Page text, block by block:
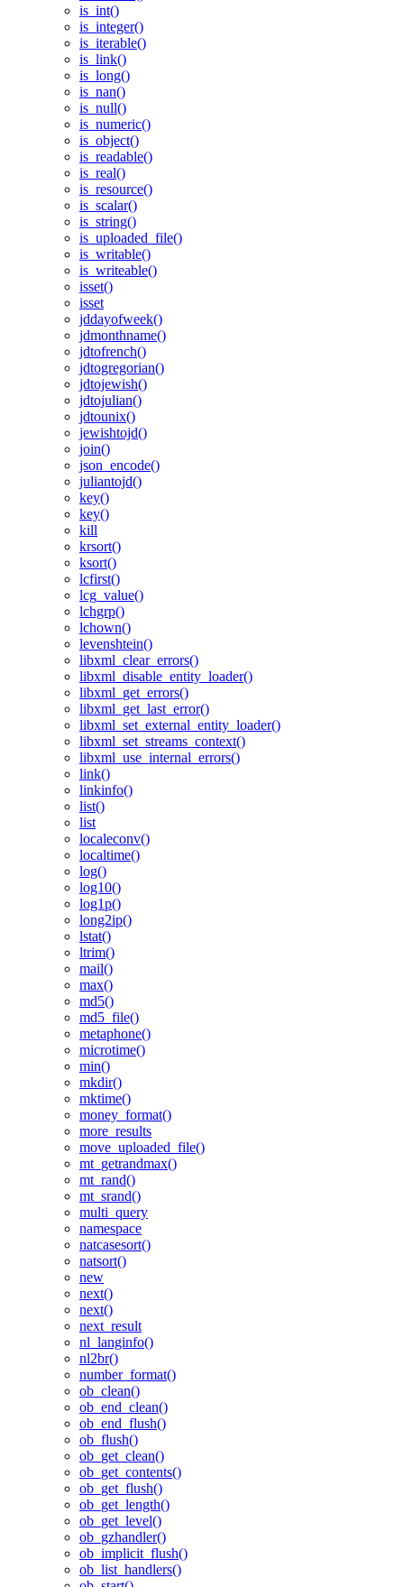
is_int()
is_integer()
is_iterable()
is_link()
is_long()
is_nan()
is_null()
is_numeric()
is_object()
is_readable()
is_real()
is_resource()
is_scalar()
is_string()
is_uploaded_file()
is_writable()
is_writeable()
isset()
isset
jddayofweek()
jdmonthname()
jdtofrench()
jdtogregorian()
jdtojewish()
jdtojulian()
jdtounix()
jewishtojd()
join()
json_encode()
juliantojd()
key()
key()
kill
krsort()
ksort()
lcfirst()
lcg_value()
lchgrp()
lchown()
levenshtein()
libxml_clear_errors()
libxml_disable_entity_loader()
libxml_get_errors()
libxml_get_last_error()
libxml_set_external_entity_loader()
libxml_set_streams_context()
libxml_use_internal_errors()
link()
linkinfo()
list()
list
localeconv()
localtime()
log()
log10()
log1p()
long2ip()
lstat()
ltrim()
mail()
max()
md5()
md5_file()
metaphone()
microtime()
min()
mkdir()
mktime()
money_format()
more_results
move_uploaded_file()
mt_getrandmax()
mt_rand()
mt_srand()
multi_query
namespace
natcasesort()
natsort()
new
next()
next()
next_result
nl_langinfo()
nl2br()
number_format()
ob_clean()
ob_end_clean()
ob_end_flush()
ob_flush()
ob_get_clean()
ob_get_contents()
ob_get_flush()
ob_get_length()
ob_get_level()
ob_gzhandler()
ob_implicit_flush()
ob_list_handlers()